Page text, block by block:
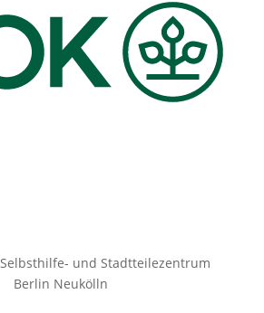
und Stadtteilezentrum
Berlin Neukölln